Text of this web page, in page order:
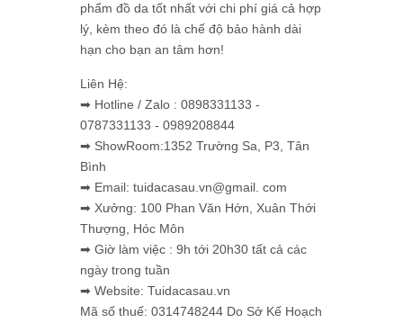
phẩm đồ da tốt nhất với chi phí giá cả hợp
lý, kèm theo đó là chế độ bảo hành dài
hạn cho bạn an tâm hơn!
Liên Hệ:
➡ Hotline / Zalo : 0898331133 -
0787331133 - 0989208844
➡ ShowRoom:1352 Trường Sa, P3, Tân
Bình
➡ Email: tuidacasau.vn@gmail. com
➡ Xưởng: 100 Phan Văn Hớn, Xuân Thới
Thượng, Hóc Môn
➡ Giờ làm việc : 9h tới 20h30 tất cả các
ngày trong tuần
➡ Website: Tuidacasau.vn
Mã số thuế: 0314748244 Do Sở Kế Hoạch